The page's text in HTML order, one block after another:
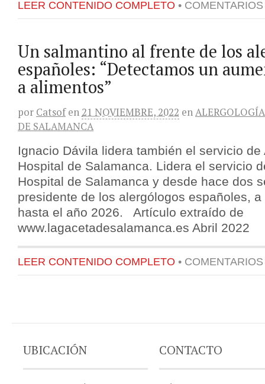
LEER CONTENIDO COMPLETO •
Un salmantino al frente de los
españoles: “Detectamos un
a alimentos”
por Catsof en 21 NOVIEMBRE, 2022 enALERGOLOGÍA
DE SALAMANCA
Ignacio Dávila lidera también el servicio
Hospital de Salamanca. Lidera el servicio
Hospital de Salamanca y desde hace dos
presidente de los alergólogos españoles,
hasta el año 2026. Artículo extraído de
www.lagacetadesalamanca.es Abril 2022
LEER CONTENIDO COMPLETO •
UBICACIÓN CONTACTO